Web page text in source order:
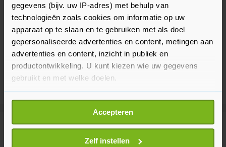
gegevens (bijv. uw IP-adres) met behulp van
technologieën zoals cookies om informatie op uw
apparaat op te slaan en te gebruiken met als doel
gepersonaliseerde advertenties en content, metingen aan
advertenties en content, inzicht in publiek en
productontwikkeling. U kunt kiezen wie uw gegevens
gebruikt en met welke doelen.
Als u het toestaat, willen we ook graag:
Informatie verzamelen over uw geografische
locatie, die tot een paar meter nauwkeurig kan zijn
Uw apparaat identificeren door het actief te
Accepteren
Zelf instellen
Meer uit Sport